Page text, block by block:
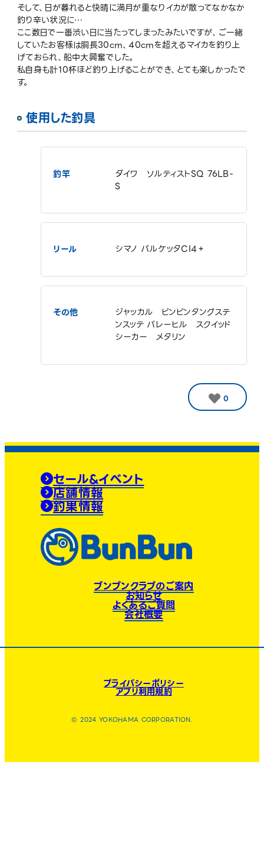
そして、日が暮れると快晴に満月が重なりイカが散ってなかなか
釣り辛い状況に…
ここ数日で一番渋い日に当たってしまったみたいですが、ご一緒
していたお客様は胴長30cm、40cmを超えるマイカを釣り上
げておられ、船中大興奮でした。
私自身も計10杯ほど釣り上げることができ、とても楽しかったで
す。
使用した釣具
釣竿
ダイワ ソルティストSQ 76LB-
S
リール シマノ バルケッタCI4＋
その他
ジャッカル ビンビンタングステ
ンスッテ バレーヒル スクイッド
シーカー メタリン
0
セール&イベント
店舗情報
釣果情報
ブンブンクラブのご案内
お知らせ
よくあるご質問
会社概要
プライバシーポリシー
アプリ利用規約
© 2024 YOKOHAMA CORPORATION.